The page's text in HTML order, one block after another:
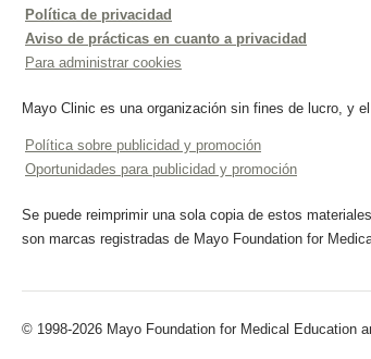
Política de privacidad
Aviso de prácticas en cuanto a privacidad
Para administrar cookies
Mayo Clinic es una organización sin fines de lucro, y
Política sobre publicidad y promoción
Oportunidades para publicidad y promoción
Se puede reimprimir una sola copia de estos
son marcas registradas de Mayo Foundation for
© 1998-2026 Mayo Foundation for Medical Education